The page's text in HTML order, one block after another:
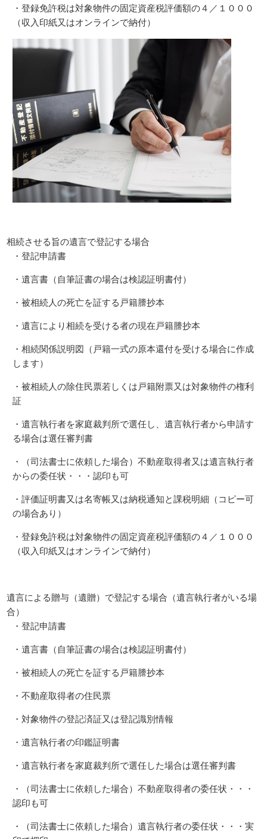
・登録免許税は対象物件の固定資産税評価額の４／１０００
（収入印紙又はオンラインで納付）
相続させる旨の遺言で登記する場合
・登記申請書
・遺言書（自筆証書の場合は検認証明書付）
・被相続人の死亡を証する戸籍謄抄本
・遺言により相続を受ける者の現在戸籍謄抄本
・相続関係説明図（戸籍一式の原本還付を受ける場合に作成
します）
・被相続人の除住民票若しくは戸籍附票又は対象物件の権利
証
・遺言執行者を家庭裁判所で選任し、遺言執行者から申請す
る場合は選任審判書
・（司法書士に依頼した場合）不動産取得者又は遺言執行者
からの委任状・・・認印も可
・評価証明書又は名寄帳又は納税通知と課税明細（コピー可
の場合あり）
・登録免許税は対象物件の固定資産税評価額の４／１０００
（収入印紙又はオンラインで納付）
遺言による贈与（遺贈）で登記する場合（遺言執行者がいる場
合）
・登記申請書
・遺言書（自筆証書の場合は検認証明書付）
・被相続人の死亡を証する戸籍謄抄本
・不動産取得者の住民票
・対象物件の登記済証又は登記識別情報
・遺言執行者の印鑑証明書
・遺言執行者を家庭裁判所で選任した場合は選任審判書
・（司法書士に依頼した場合）不動産取得者の委任状・・・
認印も可
・（司法書士に依頼した場合）遺言執行者の委任状・・・実